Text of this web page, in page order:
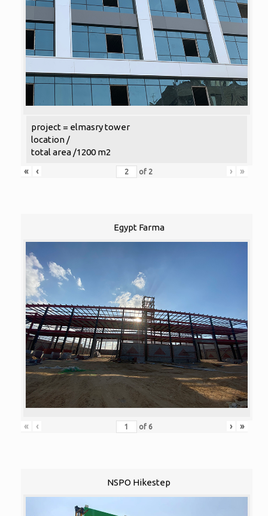
project = elmasry tower
location /
total area /1200 m2
«
‹ of 2 › »
Egypt Farma
« ‹ of 6 › »
NSPO Hikestep